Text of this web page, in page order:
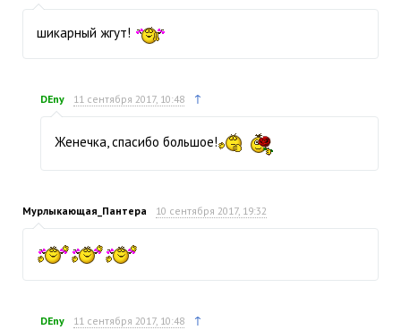
шикарный жгут!
DEny 11 сентября 2017, 10:48 ↑
Женечка, спасибо большое!
Мурлыкающая_Пантера 10 сентября 2017, 19:32
DEny 11 сентября 2017, 10:48 ↑